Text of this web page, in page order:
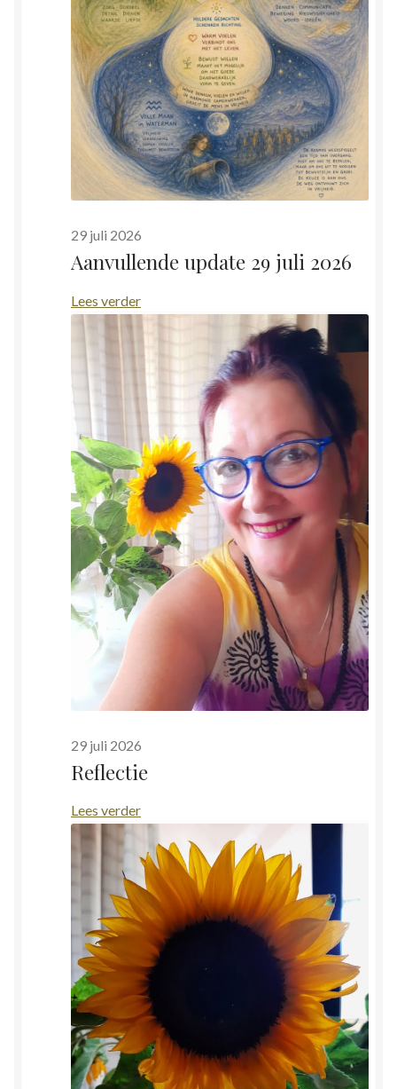
29 juli 2026
Aanvullende update 29 juli 2026
Lees verder:
29
2026
29 juli 2026
Reflectie
Lees verder:
Reflectie